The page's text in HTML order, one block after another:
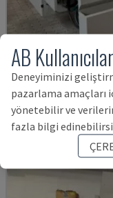
U5-1530
SPINNER - DIKEY İŞLEME
ALMANYA 2021
AB
Deneyiminizi
pazarlama amaçları
yönetebilir ve
fazla bilgi